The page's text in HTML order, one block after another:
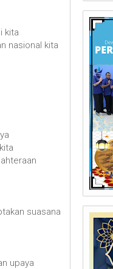
kita
nasional kita
suasana
upaya